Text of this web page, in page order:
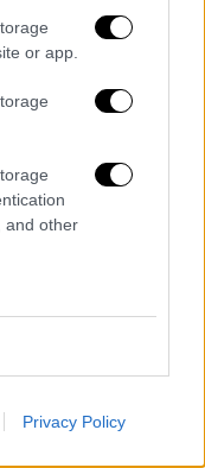
or app.
and other
Privacy Policy
Alberta
ordered
a Boil
of